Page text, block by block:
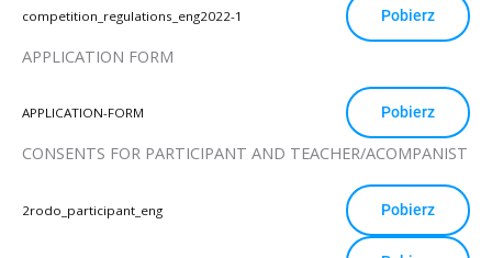
competition_regulations_eng2022-1 Pobierz
APPLICATION FORM
APPLICATION-FORM Pobierz
CONSENTS FOR PARTICIPANT AND TEACHER/ACOMPANIST
2rodo_participant_eng Pobierz